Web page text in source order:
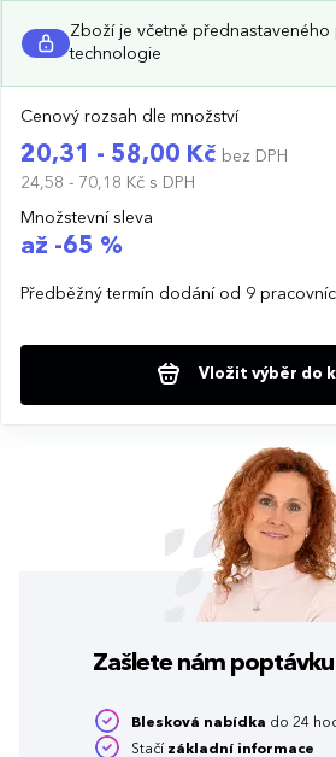
Zboží je včetně přednastaveného
technologie
Cenový rozsah dle množství
20,31 - 58,00 Kč bez DPH
24,58 - 70,18 Kč s DPH
Množstevní sleva
až -65 %
Předběžný termín dodání od 9
Vložit výběr do
Zašlete nám poptávku
Blesková nabídka do 24
Stačí základní informace